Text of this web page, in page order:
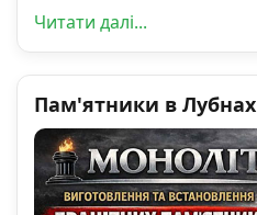
Читати далі...
Пам'ятники в Лубнах